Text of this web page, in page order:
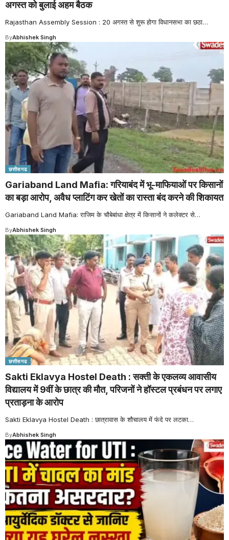
अगस्त को बुलाई अहम बैठक
Rajasthan Assembly Session : 20 अगस्त से शुरू होगा विधानसभा का छठा…
ByAbhishek Singh
छत्तीसगढ
Gariaband Land Mafia: गरियाबंद में भू-माफियाओं पर किसानों
का बड़ा आरोप, अवैध प्लाटिंग कर खेतों का रास्ता बंद करने की शिकायत
Gariaband Land Mafia: राजिम के चौबेबांधा क्षेत्र में किसानों ने कलेक्टर से…
ByAbhishek Singh
छत्तीसगढ
Sakti Eklavya Hostel Death : सक्ती के एकलव्य आवासीय
विद्यालय में 9वीं के छात्र की मौत, परिजनों ने हॉस्टल प्रबंधन पर लगाए
प्रताड़ना के आरोप
Sakti Eklavya Hostel Death : छात्रावास के शौचालय में फंदे पर लटका…
ByAbhishek Singh